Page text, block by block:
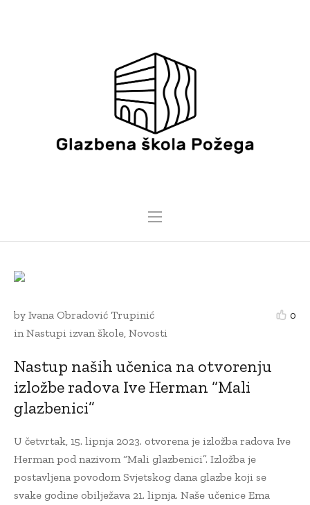
16 LIPNJA, 2023
0
by Ivana Obradović Trupinić
in Nastupi izvan škole Novosti
Nastup naših učenica na otvorenju
izložbe radova Ive Herman “Mali
glazbenici”
U četvrtak, 15. lipnja 2023. otvorena je izložba radova Ive
Herman pod nazivom “Mali glazbenici”. Izložba je
postavljena povodom Svjetskog dana glazbe koji se
svake godine obilježava 21. lipnja. Naše učenice Ema